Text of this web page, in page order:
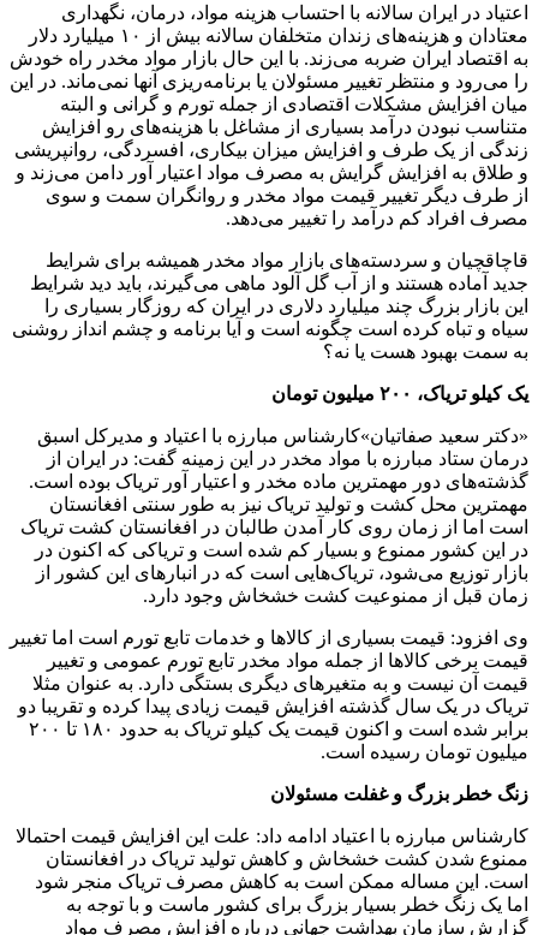
اعتیاد در ایران سالانه با احتساب هزینه مواد، درمان، نگهداری
معتادان و هزینه‌های زندان متخلفان سالانه بیش از ۱۰ میلیارد دلار
به اقتصاد ایران ضربه می‌زند. با این حال بازار مواد مخدر راه خودش
را می‌رود و منتظر تغییر مسئولان یا برنامه‌ریزی آنها نمی‌ماند. در این
میان افزایش مشکلات اقتصادی از جمله تورم و گرانی و البته
متناسب نبودن درآمد بسیاری از مشاغل با هزینه‌های رو افزایش
زندگی از یک طرف و افزایش میزان بیکاری، افسردگی، روانپریشی
و طلاق به افزایش گرایش به مصرف مواد اعتیار آور دامن می‌زند و
از طرف دیگر تغییر قیمت مواد مخدر و روانگران سمت و سوی
مصرف افراد کم درآمد را تغییر می‌دهد.
قاچاقچیان و سردسته‌های بازار مواد مخدر همیشه برای شرایط
جدید آماده هستند و از آب گل آلود ماهی می‌گیرند، باید دید شرایط
این بازار بزرگ چند میلیارد دلاری در ایران که روزگار بسیاری را
سیاه و تباه کرده است چگونه است و آیا برنامه و چشم انداز روشنی
به سمت بهبود هست یا نه؟
یک کیلو تریاک، ۲۰۰ میلیون تومان
«دکتر سعید صفاتیان»کارشناس مبارزه با اعتیاد و مدیرکل اسبق
درمان ستاد مبارزه با مواد مخدر در این زمینه گفت: در ایران از
گذشته‌های دور مهمترین ماده مخدر و اعتیار آور تریاک بوده است.
مهمترین محل کشت و تولید تریاک نیز به طور سنتی افغانستان
است اما از زمان روی کار آمدن طالبان در افغانستان کشت تریاک
در این کشور ممنوع و بسیار کم شده است و تریاکی که اکنون در
بازار توزیع می‌شود، تریاک‌هایی است که در انبارهای این کشور از
زمان قبل از ممنوعیت کشت خشخاش وجود دارد.
وی افزود: قیمت بسیاری از کالاها و خدمات تابع تورم است اما تغییر
قیمت برخی کالاها از جمله مواد مخدر تابع تورم عمومی و تغییر
قیمت آن نیست و به متغیرهای دیگری بستگی دارد. به عنوان مثلا
تریاک در یک سال گذشته افزایش قیمت زیادی پیدا کرده و تقریبا دو
برابر شده است و اکنون قیمت یک کیلو تریاک به حدود ۱۸۰ تا ۲۰۰
میلیون تومان رسیده است.
زنگ خطر بزرگ و غفلت مسئولان
کارشناس مبارزه با اعتیاد ادامه داد: علت این افزایش قیمت احتمالا
ممنوع شدن کشت خشخاش و کاهش تولید تریاک در افغانستان
است. این مساله ممکن است به کاهش مصرف تریاک منجر شود
اما یک زنگ خطر بسیار بزرگ برای کشور ماست و با توجه به
گزارش سازمان بهداشت جهانی درباره افزایش مصرف مواد